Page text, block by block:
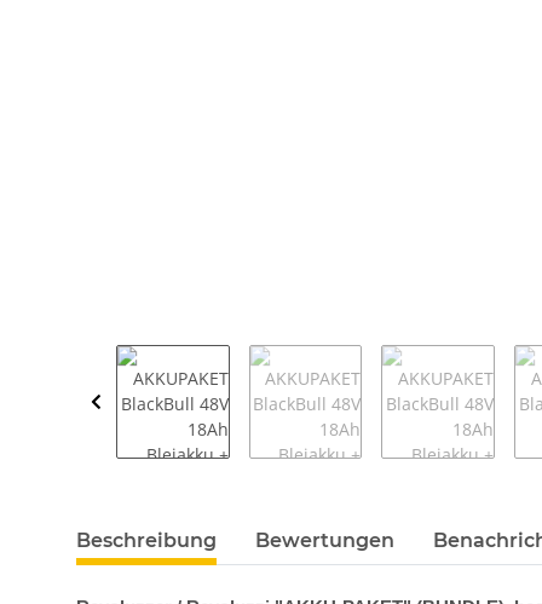
weitere Registerkarten anzeigen
Beschreibung Bewertungen